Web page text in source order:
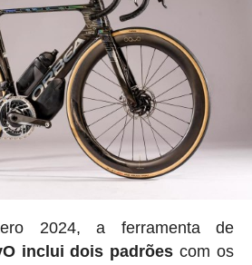
2024, a ferramenta de
inclui dois padrões com os